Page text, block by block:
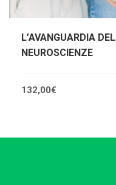
L’AVANGUARDIA
NEUROSCIENZE
132,00€